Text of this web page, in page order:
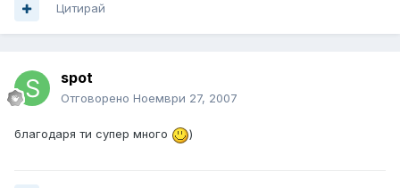
Цитирай
spot
Отговорено Ноември 27, 2007
благодаря ти супер много )